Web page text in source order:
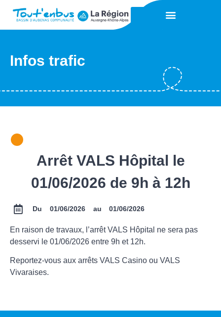
Infos trafic
Arrêt VALS Hôpital le
01/06/2026 de 9h à 12h
Du 01/06/2026 au 01/06/2026
En raison de travaux, l’arrêt VALS Hôpital ne sera pas
desservi le 01/06/2026 entre 9h et 12h.
Reportez-vous aux arrêts VALS Casino ou VALS
Vivaraises.